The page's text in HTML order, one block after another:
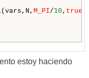
M_PI/10 , true
estoy haciendo